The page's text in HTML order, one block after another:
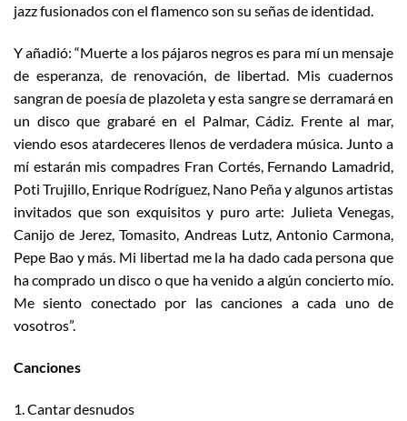
jazz fusionados con el flamenco son su señas de identidad.
Y añadió: “Muerte a los pájaros negros es para mí un mensaje
de esperanza, de renovación, de libertad. Mis cuadernos
sangran de poesía de plazoleta y esta sangre se derramará en
un disco que grabaré en el Palmar, Cádiz. Frente al mar,
viendo esos atardeceres llenos de verdadera música. Junto a
mí estarán mis compadres Fran Cortés, Fernando Lamadrid,
Poti Trujillo, Enrique Rodríguez, Nano Peña y algunos artistas
invitados que son exquisitos y puro arte: Julieta Venegas,
Canijo de Jerez, Tomasito, Andreas Lutz, Antonio Carmona,
Pepe Bao y más. Mi libertad me la ha dado cada persona que
ha comprado un disco o que ha venido a algún concierto mío.
Me siento conectado por las canciones a cada uno de
vosotros”.
Canciones
1. Cantar desnudos